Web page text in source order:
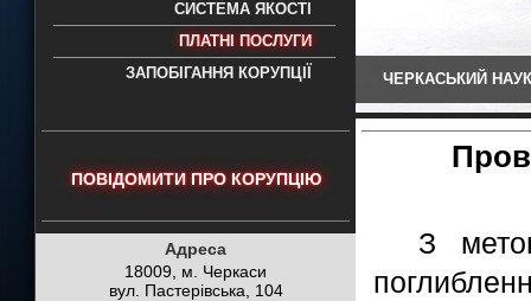
науково-дослідний експертно-
- проведення всих видів судових
експертиз
СИСТЕМА ЯКОСТІ
ПЛАТНІ ПОСЛУГИ
ЗАПОБІГАННЯ КОРУПЦІЇ
ЧЕРКАСЬКИЙ
ПОВІДОМИТИ ПРО КОРУПЦІЮ
Адреса
18009, м. Черкаси
вул. Пастерівська, 104
З